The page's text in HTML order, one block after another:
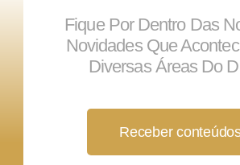
Fique Por Dentro Das
Novidades Que
Diversas Áreas Do
Receber